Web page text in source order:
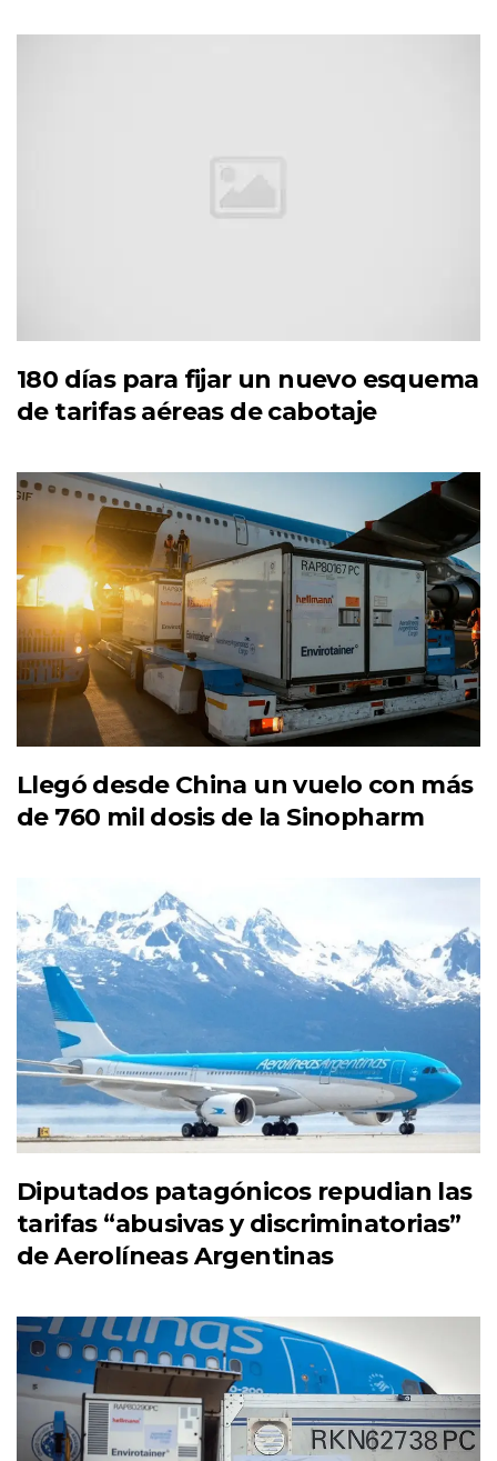
180 días para fijar un nuevo esquema
de tarifas aéreas de cabotaje
Llegó desde China un vuelo con más
de 760 mil dosis de la Sinopharm
Diputados patagónicos repudian las
tarifas “abusivas y discriminatorias”
de Aerolíneas Argentinas